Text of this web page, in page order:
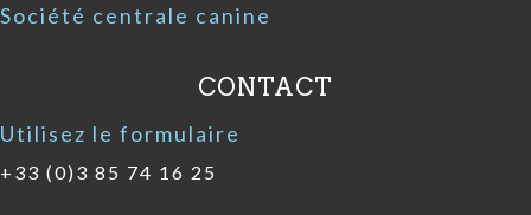
Société centrale canine
CONTACT
Utilisez le formulaire
+33 (0)3 85 74 16 25